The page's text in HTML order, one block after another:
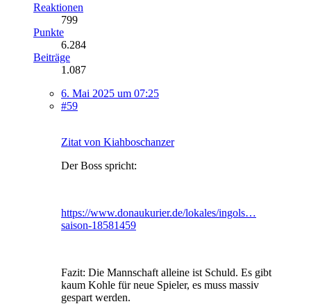
Reaktionen
799
Punkte
6.284
Beiträge
1.087
6. Mai 2025 um 07:25
#59
Zitat von Kiahboschanzer
Der Boss spricht:
https://www.donaukurier.de/lokales/ingols…
saison-18581459
Fazit: Die Mannschaft alleine ist Schuld. Es gibt
kaum Kohle für neue Spieler, es muss massiv
gespart werden.